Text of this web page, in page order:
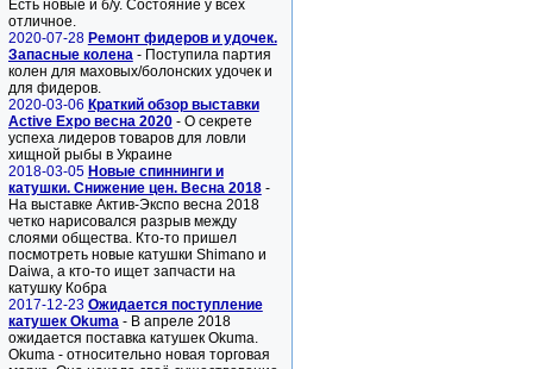
Есть новые и б/у. Состояние у всех
отличное.
2020-07-28 Ремонт фидеров и удочек.
Запасные колена - Поступила партия
колен для маховых/болонских удочек и
для фидеров.
2020-03-06 Краткий обзор выставки
Active Expo весна 2020 - О секрете
успеха лидеров товаров для ловли
хищной рыбы в Украине
2018-03-05 Новые спиннинги и
катушки. Снижение цен. Весна 2018 -
На выставке Актив-Экспо весна 2018
четко нарисовался разрыв между
слоями общества. Кто-то пришел
посмотреть новые катушки Shimano и
Daiwa, а кто-то ищет запчасти на
катушку Кобра
2017-12-23 Ожидается поступление
катушек Okuma - В апреле 2018
ожидается поставка катушек Okuma.
Okuma - относительно новая торговая